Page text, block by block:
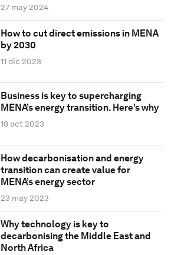
27 may 2024
How to cut direct emissions in MENA
by 2030
11 dic 2023
Business is key to supercharging
MENA’s energy transition. Here's why
18 oct 2023
How decarbonisation and energy
transition can create value for
MENA’s energy sector
23 may 2023
Why technology is key to
decarbonising the Middle East and
North Africa